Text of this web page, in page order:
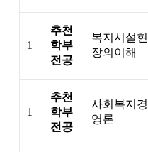
1
추천
학부
전공
복지시설현
장의이해
1
추천
학부
전공
사회복지경
영론